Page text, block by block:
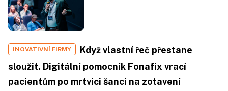
INOVATIVNÍ FIRMY
Když vlastní řeč přestane
sloužit. Digitální pomocník Fonafix vrací
pacientům po mrtvici šanci na zotavení